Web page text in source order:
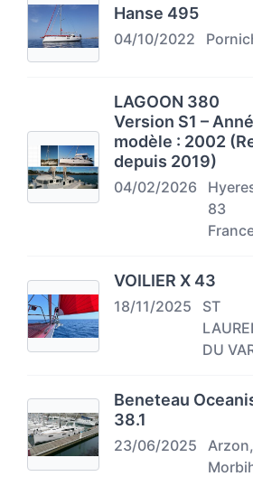
Hanse 495
04/10/2022
LAGOON 380
Version S1 –
modèle : 2002
depuis 2019)
04/02/2026
83
VOILIER X 43
18/11/2025
ST
DU
Beneteau
38.1
23/06/2025
Arzon,